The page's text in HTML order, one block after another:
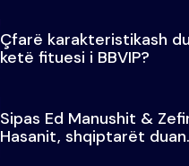
Çfarë karakteristikash
ketë fituesi i BBVIP?
Sipas Ed Manushit &
Hasanit, shqiptarët